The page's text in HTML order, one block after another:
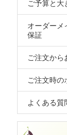
ご予算と大
オーダーメ
保証
ご注文か
ご注文時の
よくある質